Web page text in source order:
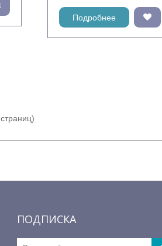
Подробнее
ПОДПИСКА